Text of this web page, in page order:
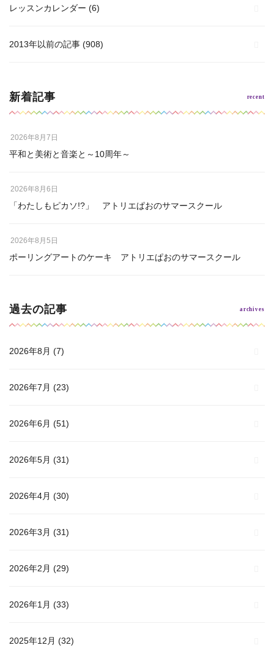
レッスンカレンダー (6)
2013年以前の記事 (908)
新着記事
平和と美術と音楽と～10周年～
2026年8月7日
「わたしもピカソ!?」 アトリエぱおのサマースクール
2026年8月6日
ポーリングアートのケーキ アトリエぱおのサマースクール
2026年8月5日
過去の記事
2026年8月 (7)
2026年7月 (23)
2026年6月 (51)
2026年5月 (31)
2026年4月 (30)
2026年3月 (31)
2026年2月 (29)
2026年1月 (33)
2025年12月 (32)